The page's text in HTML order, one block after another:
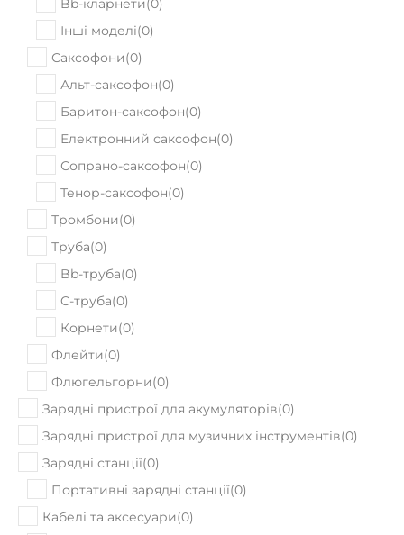
Bb-кларнети(0)
Інші моделі(0)
Саксофони(0)
Альт-саксофон(0)
Баритон-саксофон(0)
Електронний саксофон(0)
Сопрано-саксофон(0)
Тенор-саксофон(0)
Тромбони(0)
Труба(0)
Bb-труба(0)
C-труба(0)
Корнети(0)
Флейти(0)
Флюгельгорни(0)
Зарядні пристрої для акумуляторів(0)
Зарядні пристрої для музичних інструментів(0)
Зарядні станції(0)
Портативні зарядні станції(0)
Кабелі та аксесуари(0)